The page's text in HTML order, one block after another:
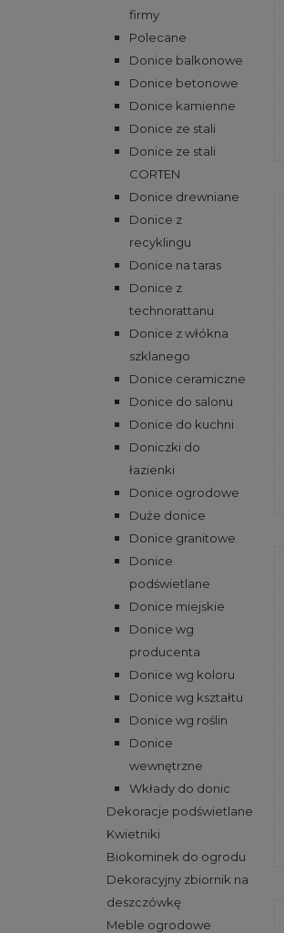
firmy
Polecane
Donice balkonowe
Donice betonowe
Donice kamienne
Donice ze stali
Donice ze stali
CORTEN
Donice drewniane
Donice z
recyklingu
Donice na taras
Donice z
technorattanu
Donice z włókna
szklanego
Donice ceramiczne
Donice do salonu
Donice do kuchni
Doniczki do
łazienki
Donice ogrodowe
Duże donice
Donice granitowe
Donice
podświetlane
Donice miejskie
Donice wg
producenta
Donice wg koloru
Donice wg kształtu
Donice wg roślin
Donice
wewnętrzne
Wkłady do donic
Dekoracje podświetlane
Kwietniki
Biokominek do ogrodu
Dekoracyjny zbiornik na
deszczówkę
Meble ogrodowe